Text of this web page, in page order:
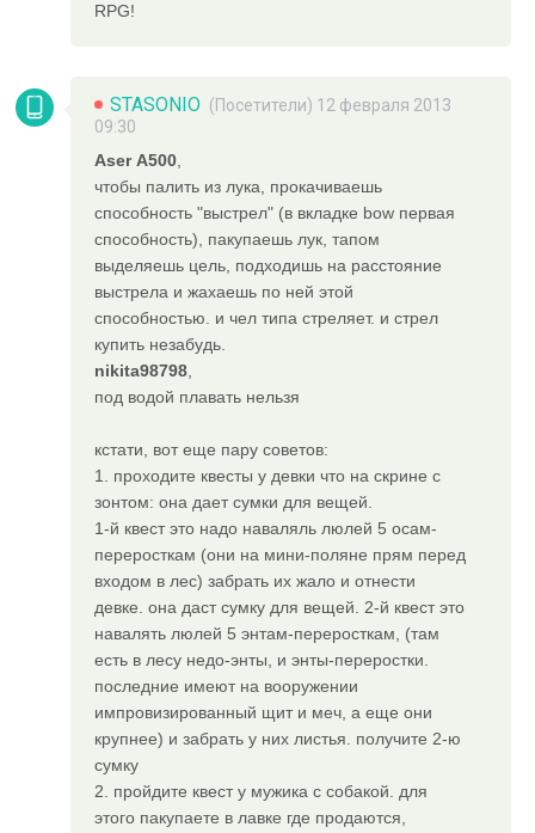
RPG!
STASONIO (Посетители) 12 февраля 2013
09:30
Aser A500
чтобы палить из лука, прокачиваешь
способность "выстрел" (в вкладке bow первая
способность), пакупаешь лук, тапом
выделяешь цель, подходишь на расстояние
выстрела и жахаешь по ней этой
способностью. и чел типа стреляет. и стрел
купить незабудь.
nikita98798
под водой плавать нельзя
кстати, вот еще пару советов:
1. проходите квесты у девки что на скрине с
зонтом: она дает сумки для вещей.
1-й квест это надо наваляль люлей 5 осам-
переросткам (они на мини-поляне прям перед
входом в лес) забрать их жало и отнести
девке. она даст сумку для вещей. 2-й квест это
навалять люлей 5 энтам-переросткам, (там
есть в лесу недо-энты, и энты-переростки.
последние имеют на вооружении
импровизированный щит и меч, а еще они
крупнее) и забрать у них листья. получите 2-ю
сумку
2. пройдите квест у мужика с собакой. для
этого пакупаете в лавке где продаются,